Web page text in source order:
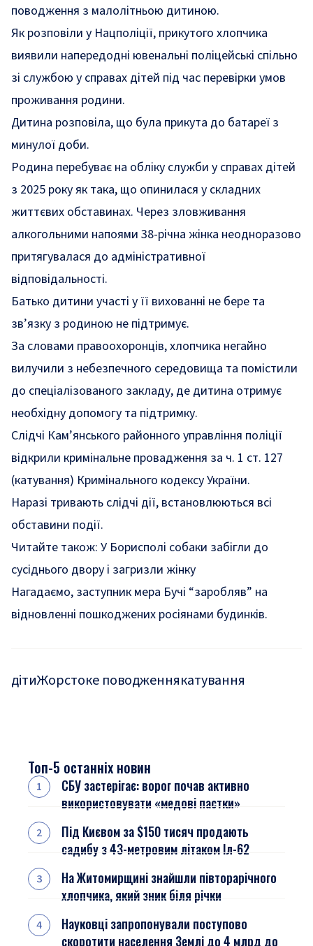
поводження з малолітньою дитиною.
Як розповіли у Нацполіції, прикутого хлопчика
виявили напередодні ювенальні поліцейські спільно
зі службою у справах дітей під час перевірки умов
проживання родини.
Дитина розповіла, що була прикута до батареї з
минулої доби.
Родина перебуває на обліку служби у справах дітей
з 2025 року як така, що опинилася у складних
життєвих обставинах. Через зловживання
алкогольними напоями 38-річна жінка неодноразово
притягувалася до адміністративної
відповідальності.
Батько дитини участі у її вихованні не бере та
зв’язку з родиною не підтримує.
За словами правоохоронців, хлопчика негайно
вилучили з небезпечного середовища та помістили
до спеціалізованого закладу, де дитина отримує
необхідну допомогу та підтримку.
Слідчі Кам’янського районного управління поліції
відкрили кримінальне провадження за ч. 1 ст. 127
(катування) Кримінального кодексу України.
Наразі тривають слідчі дії, встановлюються всі
обставини події.
Читайте також: У Борисполі собаки забігли до
сусіднього двору і загризли жінку
Нагадаємо, заступник мера Бучі “заробляв” на
відновленні пошкоджених росіянами будинків.
дітиЖорстоке поводженнякатування
Топ-5 останніх новин
СБУ застерігає: ворог почав активно
використовувати «медові пастки»
Під Києвом за $150 тисяч продають
садибу з 43-метровим літаком Іл-62
На Житомирщині знайшли півторарічного
хлопчика, який зник біля річки
Науковці запропонували поступово
скоротити населення Землі до 4 млрд до